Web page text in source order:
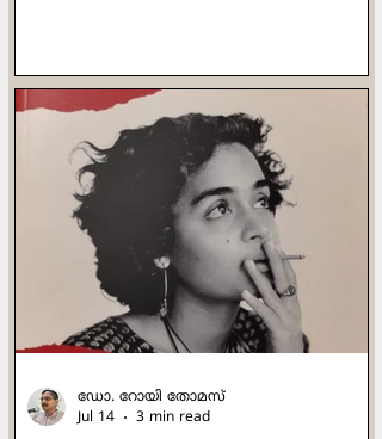
ജീവിതത്തിന് സ്വപ്നം കാണാന്‍
കഴിയുന്ന ഉന്നത സ്ഥലമാണ് ആ
വാക്കുകള്‍. എന്തെങ്കിലുമൊക്കെ
ചെയ്തു പൂര്‍ത്തിയാക്കുക,
നേടിയെടുക്കുക, സമ്പാദിക്കുക,
അവശേഷിപ്പിക്കുക എന്നിവയൊക്കെ
മനുഷ്യ സഹജമായ അടിസ്ഥാന
ചോദനയാണ്. മാനുഷികമായി
നോക്കുമ്പോള്‍ എന്താണ് ഈശോ
നേടിയത
ഡോ. റോയി തോമസ്
Jul 14
3 min read